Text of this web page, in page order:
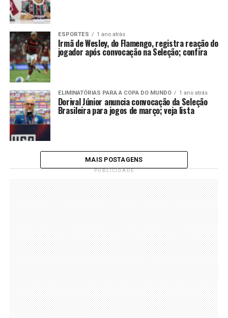
ESPORTES 1 ano atrás
Irmã de Wesley, do Flamengo, registra reação do
jogador após convocação na Seleção; confira
ELIMINATÓRIAS PARA A COPA DO MUNDO 1 ano atrás
Dorival Júnior anuncia convocação da Seleção
Brasileira para jogos de março; veja lista
MAIS POSTAGENS
PUBLICIDADE